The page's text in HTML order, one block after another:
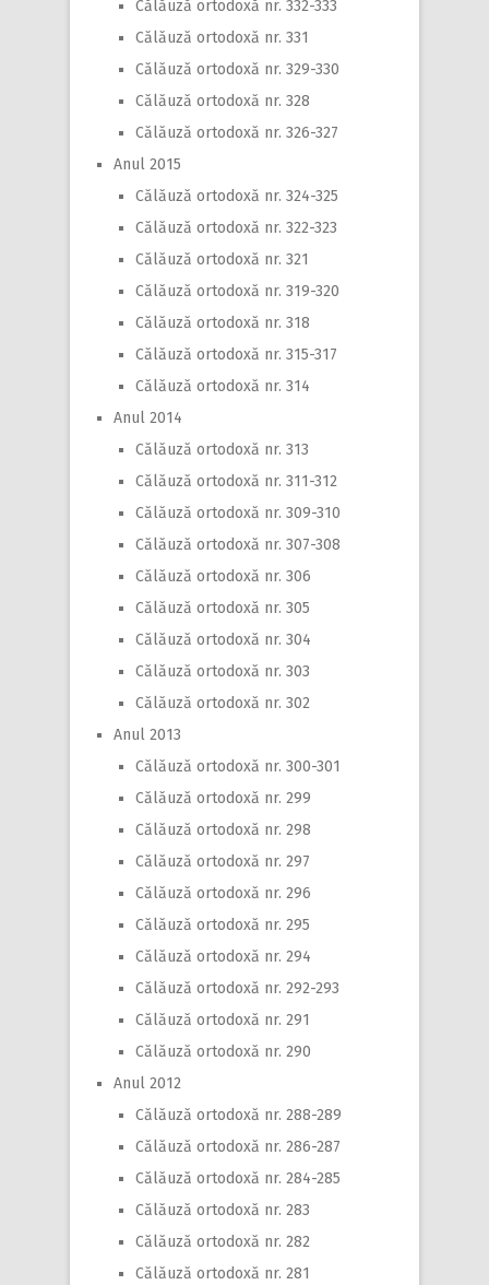
Călăuză ortodoxă nr. 332-333
Călăuză ortodoxă nr. 331
Călăuză ortodoxă nr. 329-330
Călăuză ortodoxă nr. 328
Călăuză ortodoxă nr. 326-327
Anul 2015
Călăuză ortodoxă nr. 324-325
Călăuză ortodoxă nr. 322-323
Călăuză ortodoxă nr. 321
Călăuză ortodoxă nr. 319-320
Călăuză ortodoxă nr. 318
Călăuză ortodoxă nr. 315-317
Călăuză ortodoxă nr. 314
Anul 2014
Călăuză ortodoxă nr. 313
Călăuză ortodoxă nr. 311-312
Călăuză ortodoxă nr. 309-310
Călăuză ortodoxă nr. 307-308
Călăuză ortodoxă nr. 306
Călăuză ortodoxă nr. 305
Călăuză ortodoxă nr. 304
Călăuză ortodoxă nr. 303
Călăuză ortodoxă nr. 302
Anul 2013
Călăuză ortodoxă nr. 300-301
Călăuză ortodoxă nr. 299
Călăuză ortodoxă nr. 298
Călăuză ortodoxă nr. 297
Călăuză ortodoxă nr. 296
Călăuză ortodoxă nr. 295
Călăuză ortodoxă nr. 294
Călăuză ortodoxă nr. 292-293
Călăuză ortodoxă nr. 291
Călăuză ortodoxă nr. 290
Anul 2012
Călăuză ortodoxă nr. 288-289
Călăuză ortodoxă nr. 286-287
Călăuză ortodoxă nr. 284-285
Călăuză ortodoxă nr. 283
Călăuză ortodoxă nr. 282
Călăuză ortodoxă nr. 281